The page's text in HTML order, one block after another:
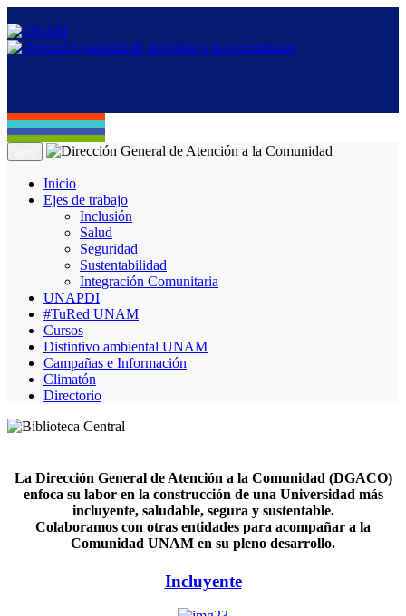
Inicio
Ejes de trabajo
Inclusión
Salud
Seguridad
Sustentabilidad
Integración Comunitaria
UNAPDI
#TuRed UNAM
Cursos
Distintivo ambiental UNAM
Campañas e Información
Climatón
Directorio
La Dirección General de Atención a la Comunidad (DGACO)
enfoca su labor en la construcción de una Universidad más
incluyente, saludable, segura y sustentable.
Colaboramos con otras entidades para acompañar a la
Comunidad UNAM en su pleno desarrollo.
Incluyente